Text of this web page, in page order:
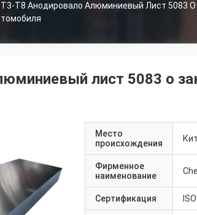
T3-T8 Анодировало Алюминиевый Лист 5083
лист 5083 o
Место
происхождения
Фирменное
наименование
Сертификация